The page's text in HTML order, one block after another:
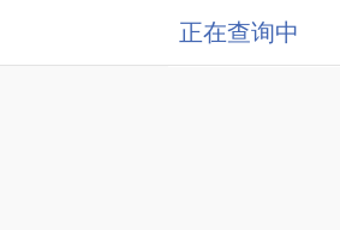
正在查询中